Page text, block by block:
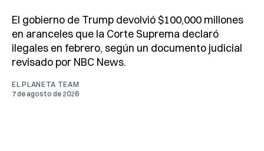
El gobierno de Trump devolvió $100,000 millones
en aranceles que la Corte Suprema declaró
ilegales en febrero, según un documento judicial
revisado por NBC News.
EL PLANETA TEAM
7 de agosto de 2026